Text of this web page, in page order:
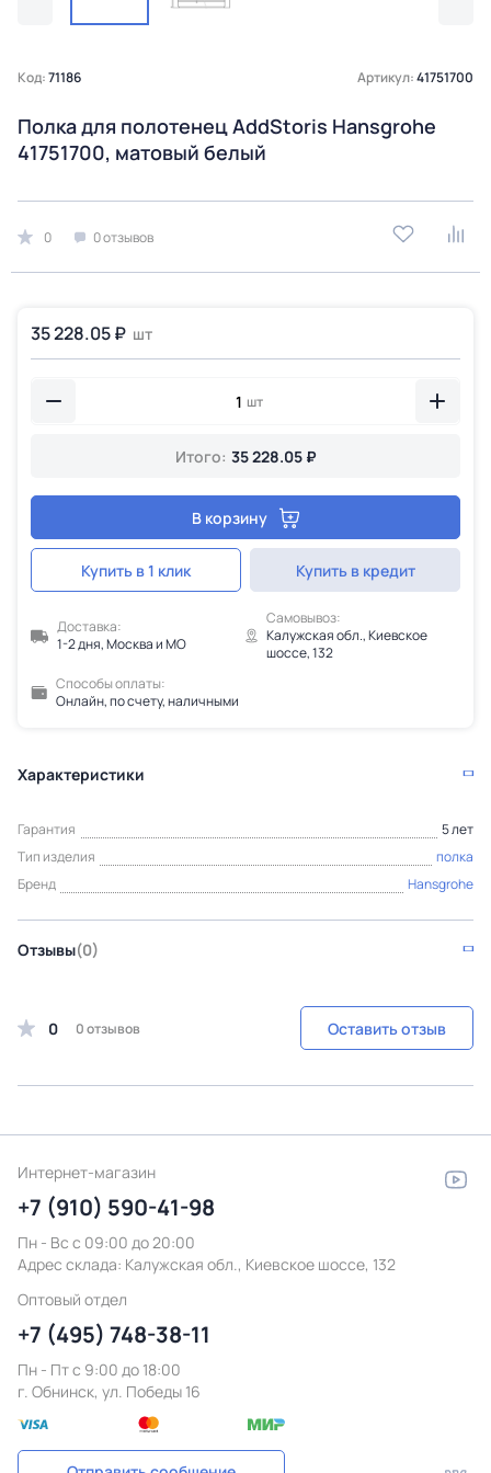
Код:71186 Артикул:41751700
Полка для полотенец AddStoris Hansgrohe
41751700, матовый белый
0 0 отзывов
35 228.05 ₽ шт
шт
Итого: 35 228.05 ₽
В корзину
Купить в 1 клик Купить в кредит
Доставка:
1-2 дня, Москва и МО
Самовывоз:
Калужская обл., Киевское
шоссе, 132
Способы оплаты:
Онлайн, по счету, наличными
Характеристики
Гарантия
5 лет
Тип изделия
полка
Бренд
Hansgrohe
Отзывы(0)
0 0 отзывов Оставить отзыв
Интернет-магазин
+7 (910) 590-41-98
Пн - Вс с 09:00 до 20:00
Адрес склада: Калужская обл., Киевское шоссе, 132
Оптовый отдел
+7 (495) 748-38-11
Пн - Пт c 9:00 до 18:00
г. Обнинск, ул. Победы 16